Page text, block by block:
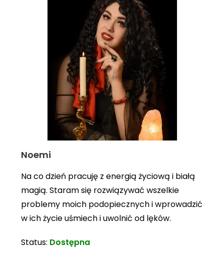
Noemi
Na co dzień pracuję z energią życiową i białą
magią. Staram się rozwiązywać wszelkie
problemy moich podopiecznych i wprowadzić
w ich życie uśmiech i uwolnić od lęków.
Status: Dostępna